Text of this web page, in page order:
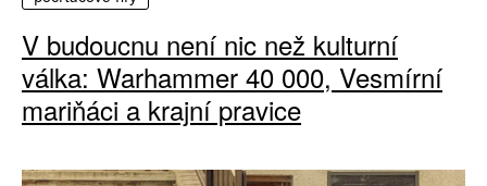
V budoucnu není nic než kulturní
válka: Warhammer 40 000, Vesmírní
mariňáci a krajní pravice